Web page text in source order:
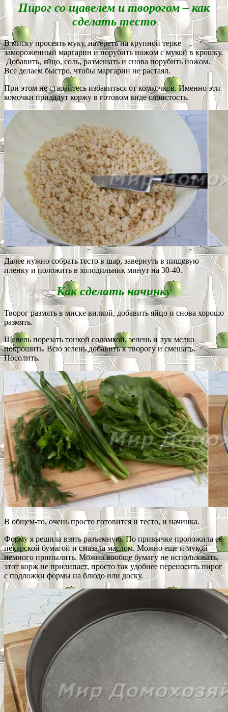
Пирог со щавелем и творогом – как
сделать тесто
В миску просеять муку, натереть на крупной терке
замороженный маргарин и порубить ножом с мукой в крошку.
Добавить, яйцо, соль, размешать и снова порубить ножом.
Все делаем быстро, чтобы маргарин не растаял.
При этом не старайтесь избавиться от комкочков. Именно эти
комочки придадут коржу в готовом виде слоистость.
Далее нужно собрать тесто в шар, завернуть в пищевую
пленку и положить в холодильник минут на 30-40.
Как сделать начинку
Творог размять в миске вилкой, добавить яйцо и снова хорошо
размять.
Щавель порезать тонкой соломкой, зелень и лук мелко
покрошить. Всю зелень добавить к творогу и смешать.
Посолить.
В общем-то, очень просто готовится и тесто, и начинка.
Форму я решила взять разъемную. По привычке проложила её
пекарской бумагой и смазала маслом. Можно еще и мукой
немного припылить. Можно вообще бумагу не использовать,
этот корж не прилипает, просто так удобнее переносить пирог
с подложки формы на блюдо или доску.